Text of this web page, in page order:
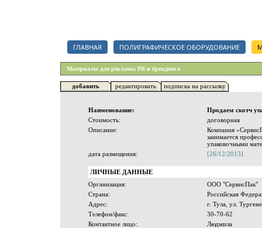
ГЛАВНАЯ ПОЛИГРАФИЧЕСКОЕ ОБОРУДОВАНИЕ
Материалы для рекламы PR и брендинга
добавить редактировать подписка на рассылку
Наименование:
Продаем скотч
Стоимость:
договорная
Описание:
Компания
занимается
упаковочными
дата размещения:
[26/12/2013]
ЛИЧНЫЕ ДАННЫЕ
Организация:
ООО "СервисПак"
Страна:
Российская
Адрес:
г. Тула, ул.
Телефон/факс:
30-70-62
Контактное лицо:
Людмила